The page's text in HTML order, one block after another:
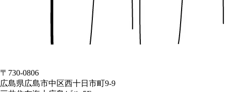
〒730-0806
広島県広島市中区西十日市町9-9